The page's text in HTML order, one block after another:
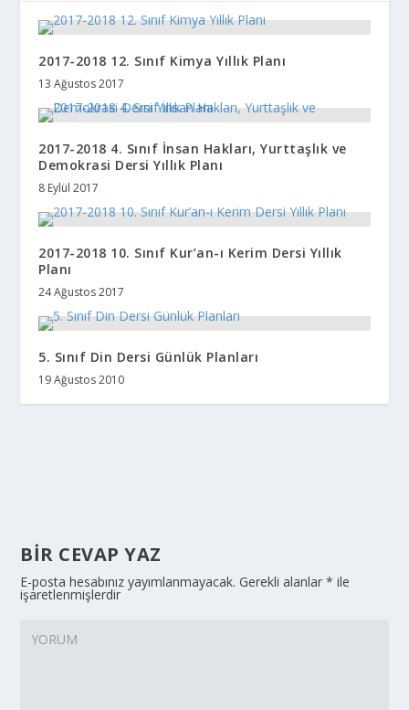
2017-2018 12. Sınıf Kimya Yıllık Planı
13 Ağustos 2017
2017-2018 4. Sınıf İnsan Hakları, Yurttaşlık ve
Demokrasi Dersi Yıllık Planı
8 Eylül 2017
2017-2018 10. Sınıf Kur’an-ı Kerim Dersi Yıllık
Planı
24 Ağustos 2017
5. Sınıf Din Dersi Günlük Planları
19 Ağustos 2010
BIR CEVAP YAZ
E-posta hesabınız yayımlanmayacak. Gerekli alanlar* ile
işaretlenmişlerdir